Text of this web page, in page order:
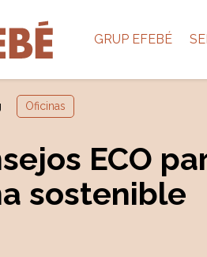
GRUP EFEBÉ
Oficinas
ECO
sostenible